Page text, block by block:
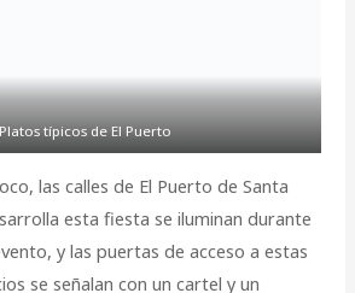
Platos típicos de El Puerto
las calles de El Puerto de Santa
esta fiesta se iluminan durante
y las puertas de acceso a estas
se señalan con un cartel y un